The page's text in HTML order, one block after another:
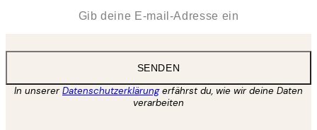
SENDEN
In unsererDatenschutzerklärungerfährst du, wie wir deine Daten
verarbeiten